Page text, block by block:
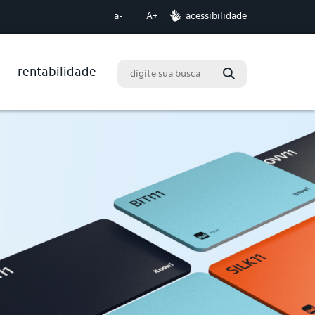
a- A+ acessibilidade
rentabilidade Buscar